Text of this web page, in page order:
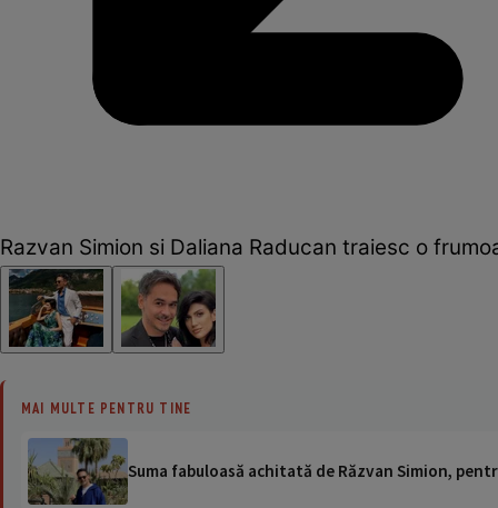
Razvan Simion si Daliana Raducan traiesc o
MAI MULTE PENTRU TINE
Suma fabuloasă achitată de Răzvan Simion,